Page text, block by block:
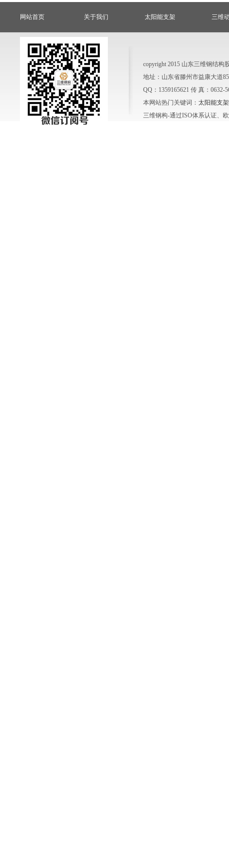
网站首页 关于我们 太阳能支架 三维
copyright 2015 山东三维钢结构
地址：山东省滕州市益康大道
QQ：1359165621 传 真：0632-
本网站热门关键词： 太阳能支架
三维钢构-通过ISO体系认证、